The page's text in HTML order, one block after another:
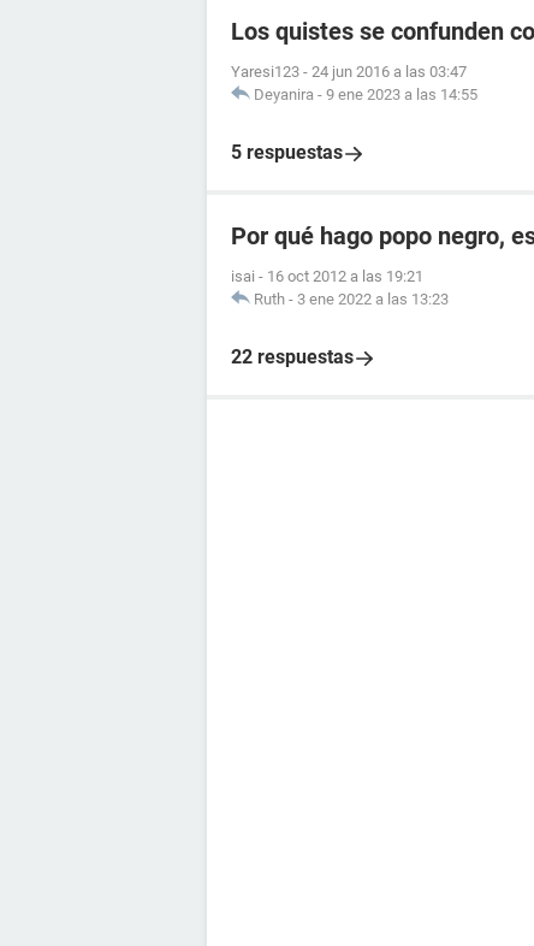
Los quistes se confunden
Yaresi123 - 24 jun 2016 a las 03:47
Deyanira - 9 ene 2023 a las 14:55
5 respuestas
Por qué hago popo negro,
isai - 16 oct 2012 a las 19:21
Ruth - 3 ene 2022 a las 13:23
22 respuestas